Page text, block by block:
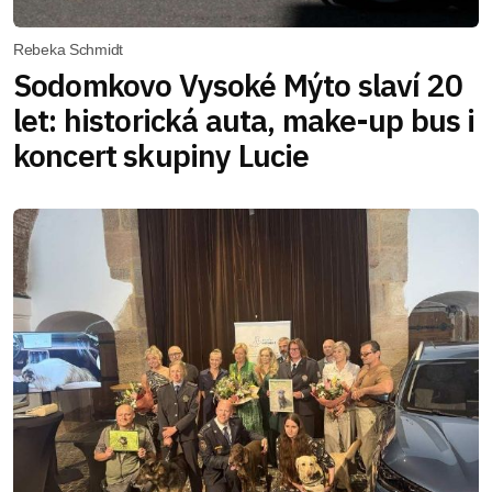
Rebeka Schmidt
Sodomkovo Vysoké Mýto slaví 20
let: historická auta, make-up bus i
koncert skupiny Lucie